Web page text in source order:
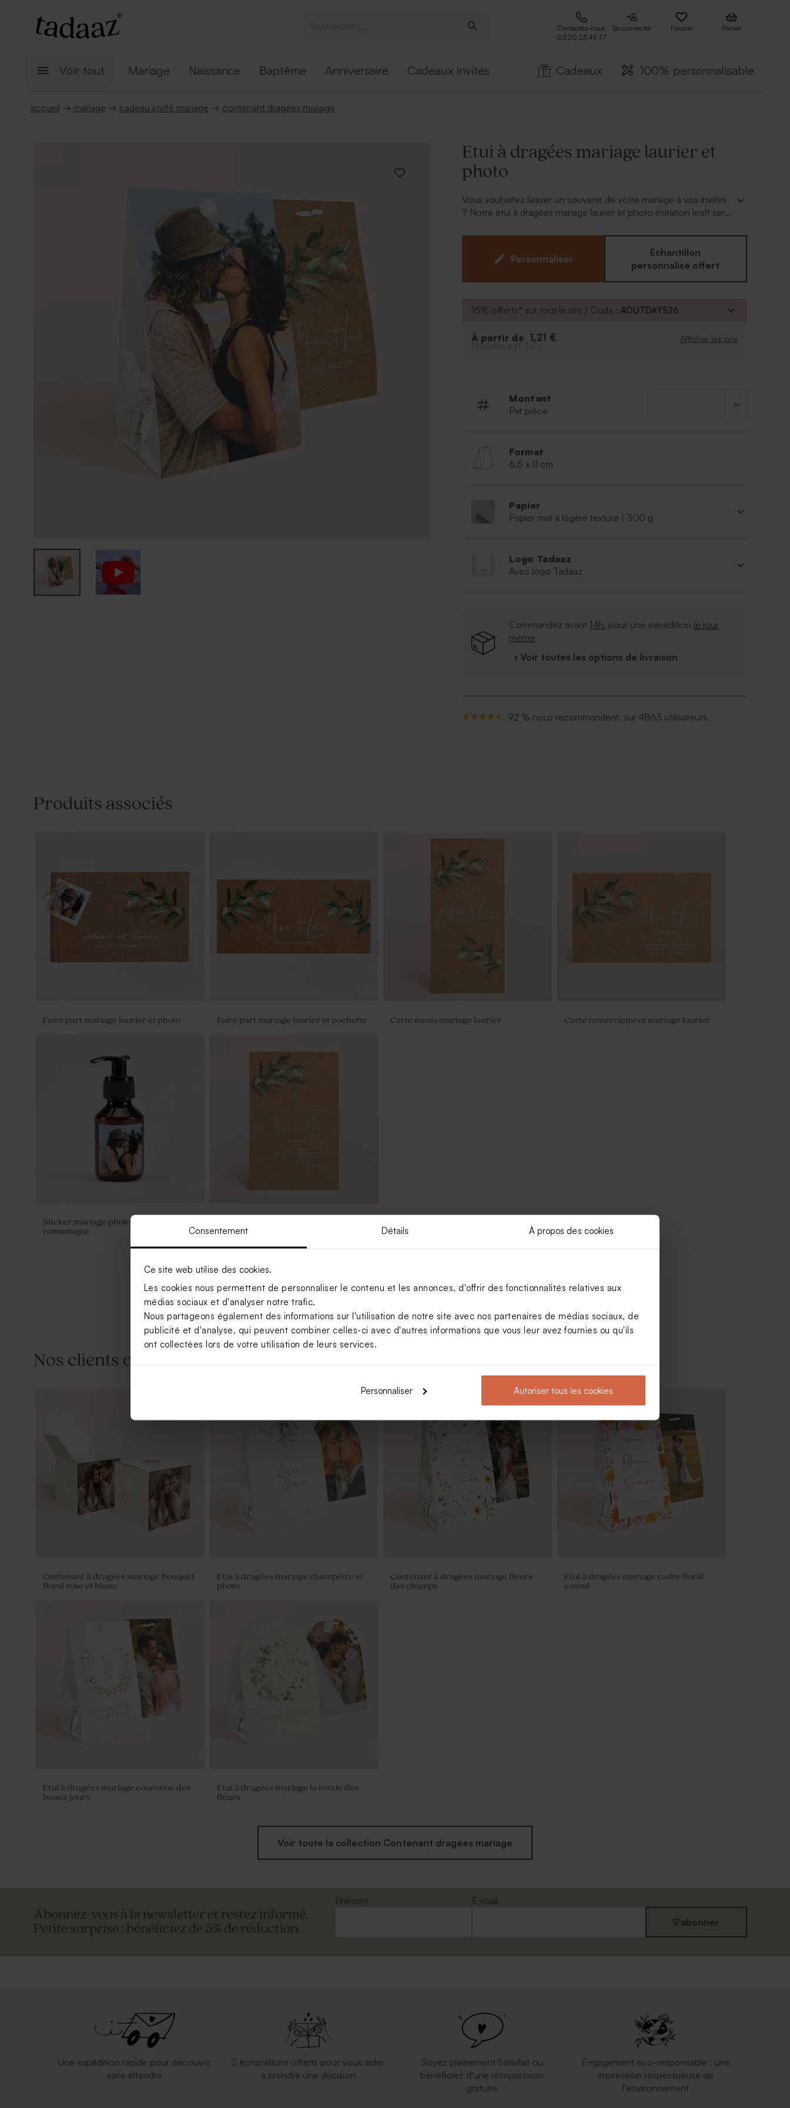
Consentement Détails À propos des cookies
Ce site web utilise des cookies.
Les cookies nous permettent de personnaliser le contenu et les annonces, d'offrir des fonctionnalités relatives aux
médias sociaux et d'analyser notre trafic.
Nous partageons également des informations sur l'utilisation de notre site avec nos partenaires de médias sociaux, de
publicité et d'analyse, qui peuvent combiner celles-ci avec d'autres informations que vous leur avez fournies ou qu'ils
ont collectées lors de votre utilisation de leurs services.
Personnaliser Autoriser tous les cookies
Contactez-nous
03 20 23 49 77
Se connecter Favoris Panier
Voir tout Mariage Naissance Baptême Anniversaire Cadeaux invités Cadeaux 100% personnalisable
accueil → mariage → cadeau invité mariage → contenant dragées mariage
Etui à dragées mariage laurier et
photo
Vous souhaitez laisser un souvenir de votre mariage à vos invités
? Notre étui à dragées mariage laurier et photo imitation kraft sera
parfaitement avec votre décoration sur le thème bohème, nature
et champêtre. Une grande photo romantique de votre couple
apparaîtra sur l'étui et rappellera à jamais votre amour indicible qui
texte que vous souhaitez mettre.
Personnaliser
Échantillon
personnalisé offert
15% offerts* sur tout le site | Code :AOUTDAYS26
À partir de 1,21 € Afficher les prix
Prix/pièce (T.T.C.)
Montant
Par pièce
Format
6,5 x 11 cm
Papier
Papier mat à légère texture | 300 g
Logo Tadaaz
Avec logo Tadaaz
Commandez avant 14h, pour une expédition le jour
même
› Voir toutes les options de livraison
92 % nous recommandent, sur 4863 utilisateurs.
Produits associés
Faire part mariage laurier et photo Faire part mariage laurier et pochette Carte menu mariage laurier Carte remerciement mariage laurier
Sticker mariage photo grand format
romantique
Tube à bulles mariage vert eucalyptus
Dragées mariage eucalyptus amande 1
kg (± 300 ex)
Dragées mariage vert eucalyptus 1 kg
Dragées mariage sucrés ronds
eucalyptus 750 gr (± 195 ex)
Paillettes de savon - Cadeau invité
Nos clients ont aussi aimé...
Contenant à dragées mariage bouquet
floral rose et blanc
Etui à dragées mariage champêtre et
photo
Contenant à dragées mariage fleurs
des champs
Etui à dragées mariage cadre floral
estival
Etui à dragées mariage couronne des
beaux jours
Etui à dragées mariage la ronde des
fleurs
Voir toute la collection Contenant dragées mariage
Abonnez-vous à la newsletter et restez informé.
Petite surprise : bénéficiez de 5% de réduction.
Prénom
E-mail
S'abonner
Une expédition rapide pour découvrir
sans attendre
2 échantillons offerts pour vous aider
à prendre une décision
Soyez pleinement Satisfait ou
bénéficiez d'une réimpression
gratuite
Engagement éco-responsable : une
impression respectueuse de
l'environnement